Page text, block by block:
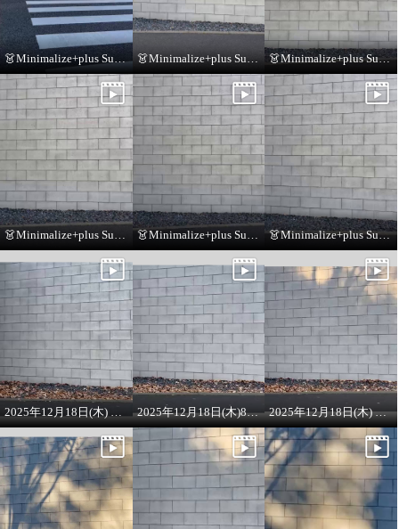
👗Minimalize+plus Summer Collection👗 👗Minimalize+plus Summer Collection👗 👗Minimalize+plus Summer Collection👗
👗Minimalize+plus Summer Collection👗 👗Minimalize+plus Summer Collection👗 👗Minimalize+plus Summer Collection👗
2025年12月18日(木) 8:00 ON AIR ラメニット 2025年12月18日(木)8:00 ONAIRプルオーバー 2025年12月18日(木) 8:00 ON AIR